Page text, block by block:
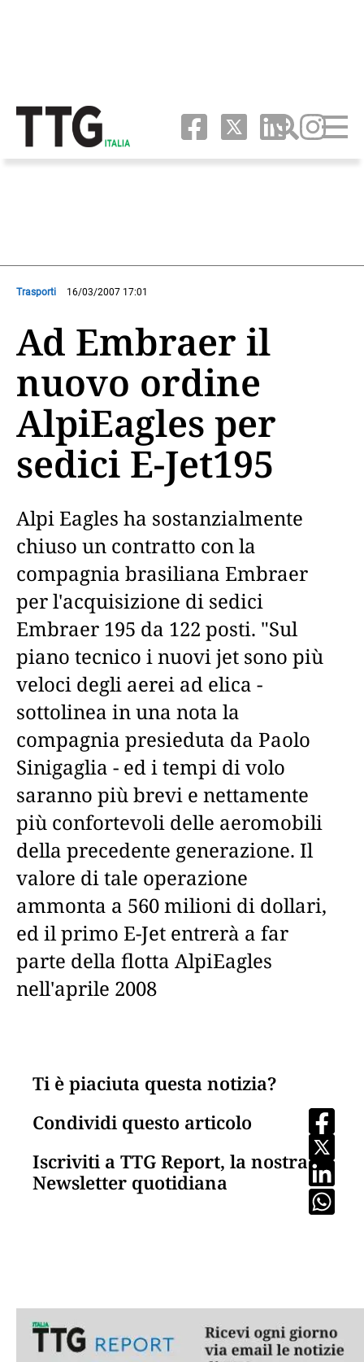
Trasporti 16/03/2007 17:01
Ad Embraer il
nuovo ordine
AlpiEagles per
sedici E-Jet195
Alpi Eagles ha sostanzialmente
chiuso un contratto con la
compagnia brasiliana Embraer
per l'acquisizione di sedici
Embraer 195 da 122 posti. "Sul
piano tecnico i nuovi jet sono più
veloci degli aerei ad elica -
sottolinea in una nota la
compagnia presieduta da Paolo
Sinigaglia - ed i tempi di volo
saranno più brevi e nettamente
più confortevoli delle aeromobili
della precedente generazione. Il
valore di tale operazione
ammonta a 560 milioni di dollari,
ed il primo E-Jet entrerà a far
parte della flotta AlpiEagles
nell'aprile 2008
Ti è piaciuta questa notizia?
Condividi questo articolo
Iscriviti a TTG Report, la nostra
Newsletter quotidiana